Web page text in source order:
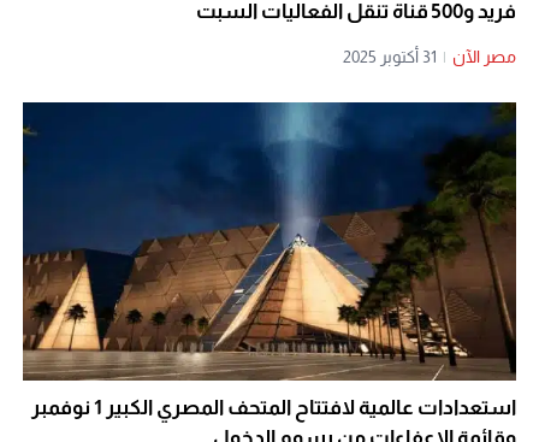
فريد و500 قناة تنقل الفعاليات السبت
مصر الآن | 31 أكتوبر 2025
استعدادات عالمية لافتتاح المتحف المصري الكبير 1 نوفمبر